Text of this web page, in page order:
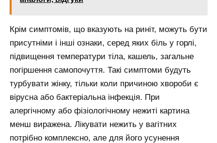
Крім симптомів, що вказують на риніт, можуть бути
присутніми і інші ознаки, серед яких біль у горлі,
підвищення температури тіла, кашель, загальне
погіршення самопочуття. Такі симптоми будуть
турбувати жінку, тільки коли причиною хвороби є
вірусна або бактеріальна інфекція. При
алергічному або фізіологічному нежиті картина
менш виражена. Лікувати нежить у вагітних
потрібно комплексно, але для його усунення